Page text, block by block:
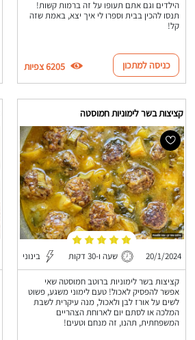
הילדים וגם אתם תעופו על זה ברמות קשות!
תנסו להכין בבית וספרו לי איך יצא, באמת שזה
קל!
כניסה למתכון 6205 צפיות
קציצות בשר לימוניות חמוסטה
20/1/2024 שעה ו-30 דקות בינוני
קציצות בשר לימוניות ברוטב חמוסטה שאי
אפשר להפסיק לאכול! טעם לימוני משגע, פשוט
לשים על אורז לבן ולאכול, מנה עיקרית לשבת
המלכה או לסתם יום לארוחת הצהריים
המשפחתית, תהנו, זה מנחם וטעים!